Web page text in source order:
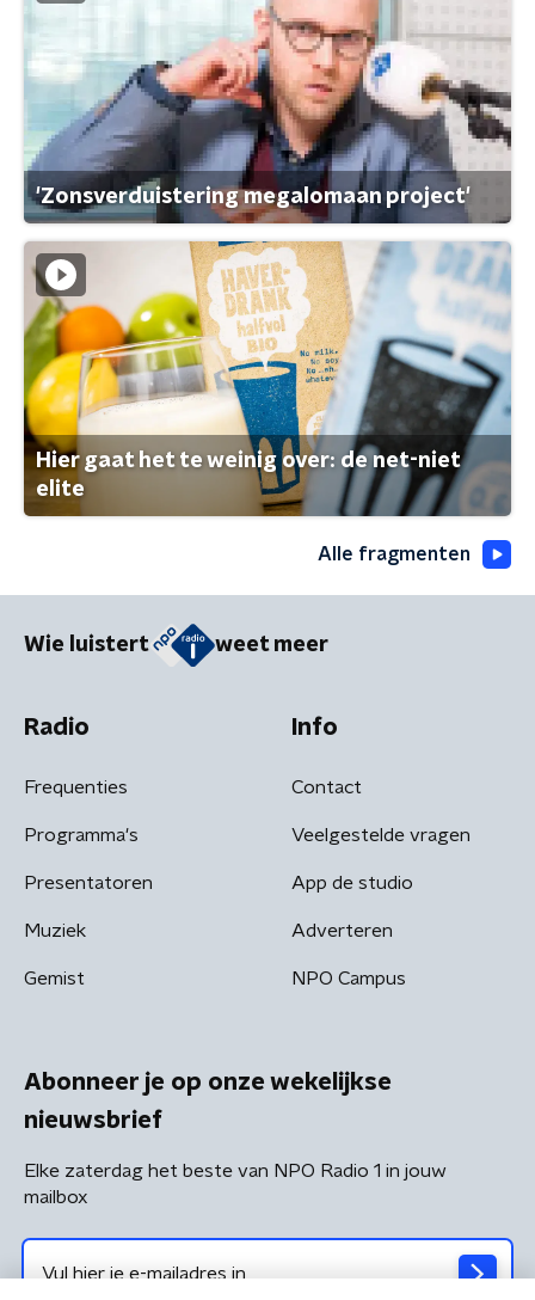
'Zonsverduistering megalomaan project'
Hier gaat het te weinig over: de net-niet
elite
Alle fragmenten
Wie luistert weet meer
Radio
Frequenties
Programma's
Presentatoren
Muziek
Gemist
Info
Contact
Veelgestelde vragen
App de studio
Adverteren
NPO Campus
Abonneer je op onze wekelijkse
nieuwsbrief
Elke zaterdag het beste van NPO Radio 1 in jouw
mailbox